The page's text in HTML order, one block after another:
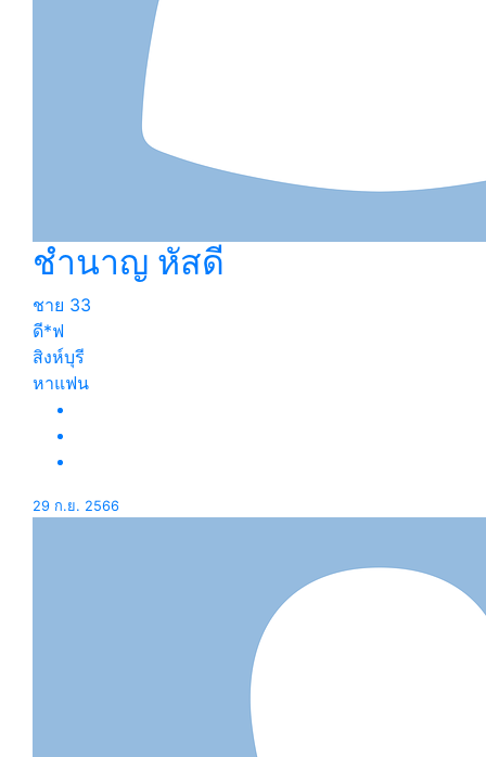
ชํานาญ หัสดี
ชาย 33
ดี*ฟ
สิงห์บุรี
หาแฟน
29 ก.ย. 2566